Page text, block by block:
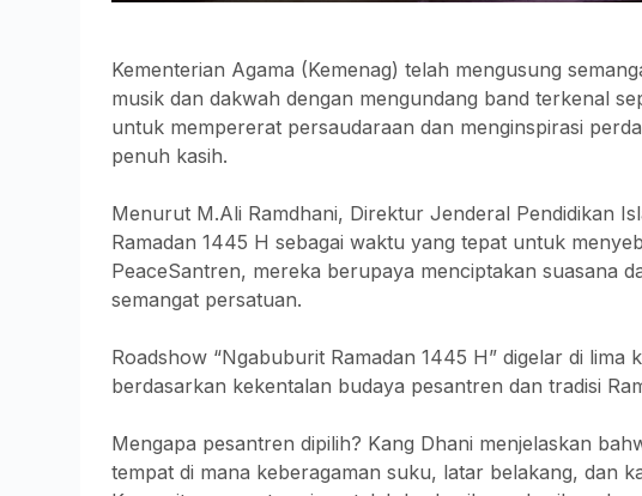
Kementerian Agama (Kemenag) telah mengusung
musik dan dakwah dengan mengundang band terkenal
untuk mempererat persaudaraan dan menginspirasi
penuh kasih.
Menurut M.Ali Ramdhani, Direktur Jenderal Pendidikan
Ramadan 1445 H sebagai waktu yang tepat untuk
PeaceSantren, mereka berupaya menciptakan suasana
semangat persatuan.
Roadshow “Ngabuburit Ramadan 1445 H” digelar di lima
berdasarkan kekentalan budaya pesantren dan tradisi
Mengapa pesantren dipilih? Kang Dhani menjelaskan
tempat di mana keberagaman suku, latar belakang, dan